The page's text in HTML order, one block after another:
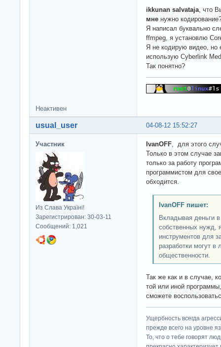
ikkunan salvataja, что
мне нужно
Я написал буквально
ffmpeg, я установлю
Я не кодирую видео, но
использую Cyberlink
Так понятно?
Неактивен
04-08-12 15:52:27
usual_user
Участник
Из Слава Україні!
Зарегистрирован: 30-03-11
Сообщений: 1,021
IvanOFF, для этого
Только в этом случае
только за работу
программистом для
обходится.
IvanOFF пишет:
Вкладывая деньги
собственных нужд,
инструментов для
разработки могут
общественности.
Так же как и в случае,
той или иной
сможете
Ущербность всегда
прежде всего на уровне
То, что о тебе говорят